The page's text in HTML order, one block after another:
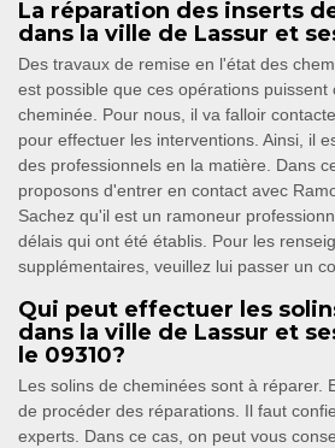
La réparation des inserts
dans la ville de Lassur et
Des travaux de remise en l'état des
est possible que ces opérations puissent
cheminée. Pour nous, il va falloir
pour effectuer les interventions. Ainsi, il
des professionnels en la matière. Dans
proposons d'entrer en contact avec
Sachez qu'il est un ramoneur
délais qui ont été établis. Pour les
supplémentaires, veuillez lui passer un
Qui peut effectuer les
dans la ville de Lassur et
le 09310?
Les solins de cheminées sont à réparer.
de procéder des réparations. Il faut
experts. Dans ce cas, on peut vous